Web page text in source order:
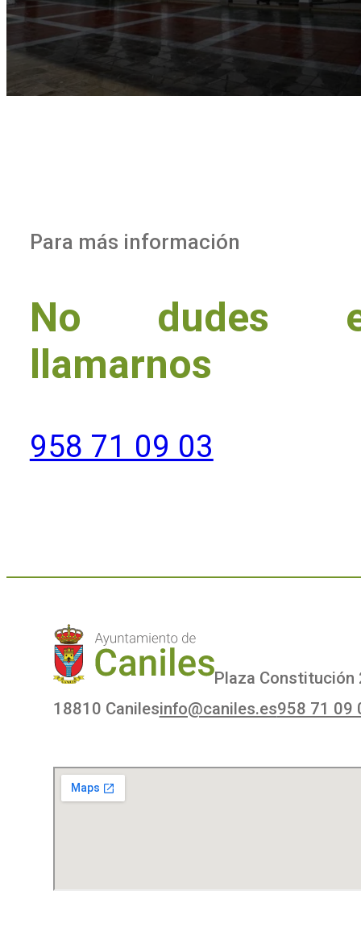
Para más información
No dudes
llamarnos
958 71 09 03
Plaza Constitución
18810 Canilesinfo@caniles.es958 71 09